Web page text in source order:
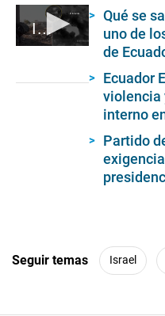
Israel vuelve al ataque
Qué se
uno de
de
Ecuador
violencia
interno
Partido
Seguir temas Israel